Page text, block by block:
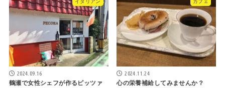
イタリアン
2024.09.16
鶴瀬で女性シェフが作るピッツァ
カフェ
2024.11.24
心の栄養補給してみませんか？